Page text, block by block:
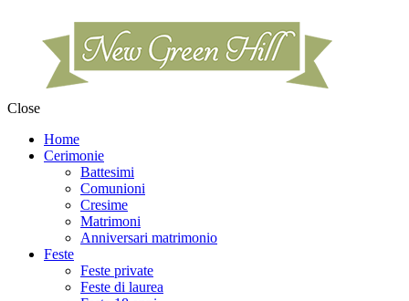
Close
Home
Cerimonie
Battesimi
Comunioni
Cresime
Matrimoni
Anniversari matrimonio
Feste
Feste private
Feste di laurea